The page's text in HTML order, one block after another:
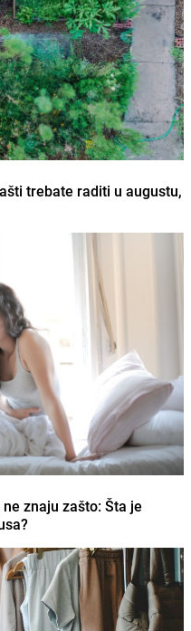
trebate raditi u augustu,
znaju zašto: Šta je